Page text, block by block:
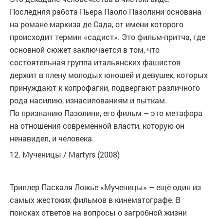
Последняя работа Пьера Паоло Пазолини основана
на романе маркиза де Сада, от имени которого
происходит термин «садист». Это фильм-притча, где
основной сюжет заключается в том, что
состоятельная группа итальянских фашистов
держит в плену молодых юношей и девушек, которых
принуждают к копрофагии, подвергают различного
рода насилию, изнасилованиям и пыткам.
По признанию Пазолини, его фильм – это метафора
на отношения современной власти, которую он
ненавидел, и человека.
12. Мученицы / Martyrs (2008)
Триллер Паскаля Ложье «Мученицы» – ещё один из
самых жестоких фильмов в кинематографе. В
поисках ответов на вопросы о загробной жизни